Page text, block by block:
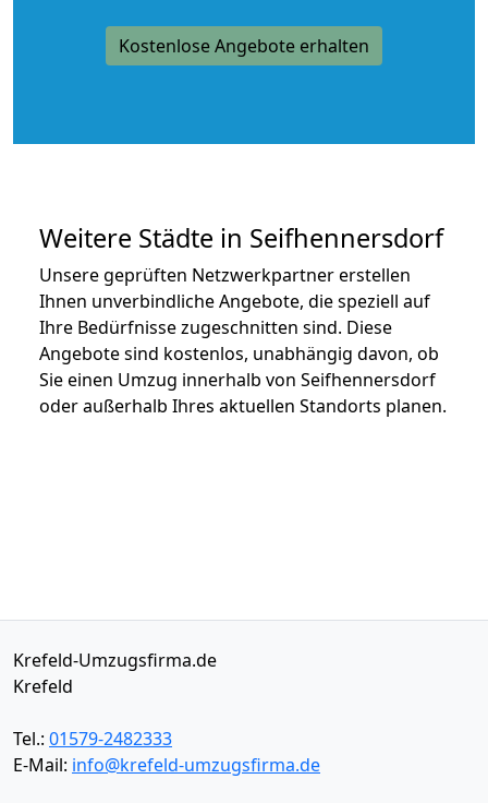
Kostenlose Angebote erhalten
Weitere Städte in Seifhennersdorf
Unsere geprüften Netzwerkpartner erstellen
Ihnen unverbindliche Angebote, die speziell auf
Ihre Bedürfnisse zugeschnitten sind. Diese
Angebote sind kostenlos, unabhängig davon, ob
Sie einen Umzug innerhalb von Seifhennersdorf
oder außerhalb Ihres aktuellen Standorts planen.
Krefeld-Umzugsfirma.de
Krefeld
Tel.: 01579-2482333
E-Mail: info@krefeld-umzugsfirma.de